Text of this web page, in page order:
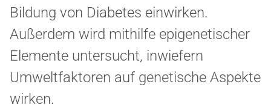
Bildung von Diabetes einwirken.
Außerdem wird mithilfe epigenetischer
Elemente untersucht, inwiefern
Umweltfaktoren auf genetische Aspekte
wirken.